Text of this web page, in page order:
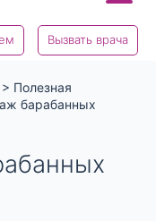
Вызвать врача
> Полезная
барабанных